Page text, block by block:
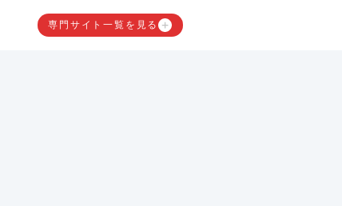
専門サイト一覧を見る